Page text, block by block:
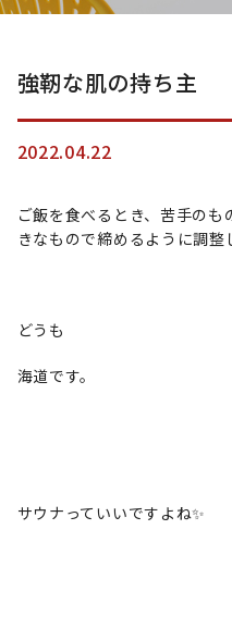
強靭な肌の持ち主
2022.04.22
ご飯を食べるとき、苦手の
きなもので締めるように調整
どうも
海道です。
サウナっていいですよね✨